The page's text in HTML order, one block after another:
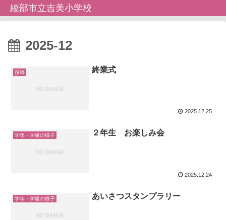
綾部市立吉美小学校
2025-12
投稿 終業式
2025.12.25
学年・学級の様子 ２年生 お楽しみ会
2025.12.24
学年・学級の様子 あいさつスタンプラリー